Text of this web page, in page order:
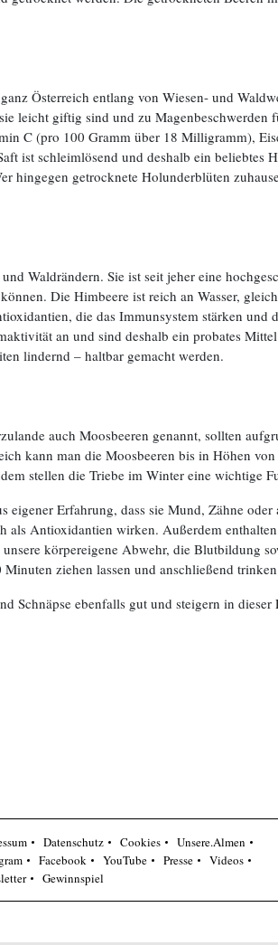
Österreich entlang von Wiesen- und
leicht giftig sind und zu
C (pro 100 Gramm über 18 Milligramm),
ist schleimlösend und deshalb ein beliebtes
hingegen getrocknete Holunderblüten
Waldrändern. Sie ist seit jeher eine
Die Himbeere ist reich an Wasser,
die das Immunsystem stärken und
an und sind deshalb ein probates
lindernd – haltbar gemacht werden.
auch Moosbeeren genannt, sollten
kann man die Moosbeeren bis in Höhen
stellen die Triebe im Winter eine wichtige
eigener Erfahrung, dass sie Mund, Zähne
als Antioxidantien wirken. Außerdem
körpereigene Abwehr, die Blutbildung
ziehen lassen und anschließend
Schnäpse ebenfalls gut und steigern in
Datenschutz Cookies
Unsere.Almen
Facebook YouTube Presse
Videos
Gewinnspiel